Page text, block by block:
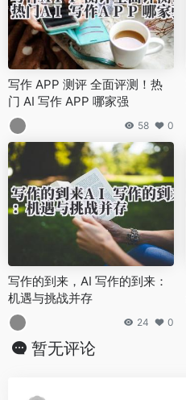
写作 APP 测评 全面评测！热
门 AI 写作 APP 哪家强
58 0
写作的到来，AI 写作的到来：
机遇与挑战并存
24 0
暂无评论